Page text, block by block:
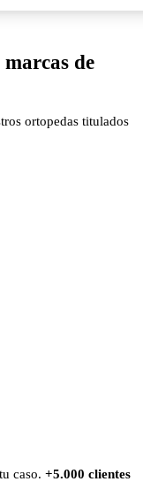
de
ortopedas titulados
caso. +5.000 clientes